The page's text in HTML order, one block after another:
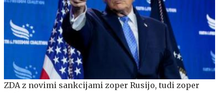
ZDA z novimi sankcijami zoper Rusijo, tudi zoper